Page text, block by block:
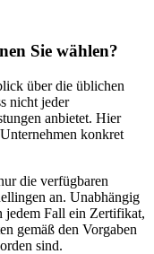
Sie wählen?
über die üblichen
nicht jeder
anbietet. Hier
konkret
die verfügbaren
an. Unabhängig
jedem Fall ein Zertifikat,
gemäß den Vorgaben
sind.